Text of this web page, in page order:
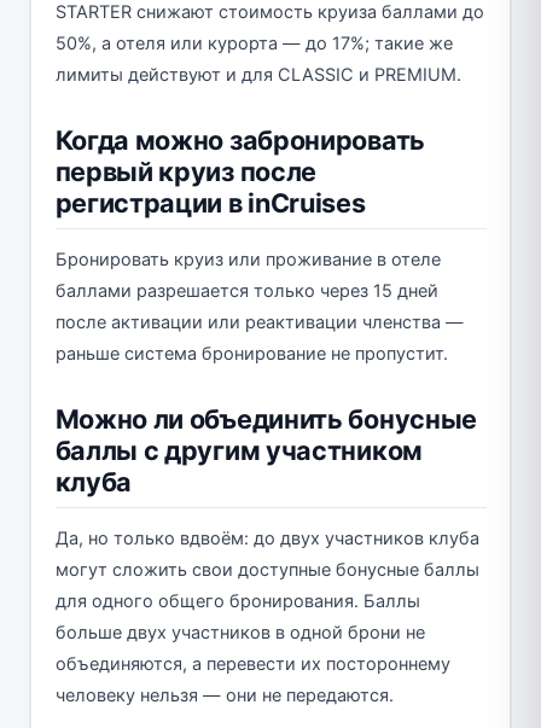
STARTER снижают стоимость круиза баллами до
50%, а отеля или курорта — до 17%; такие же
лимиты действуют и для CLASSIC и PREMIUM.
Когда можно забронировать
первый круиз после
регистрации в inCruises
Бронировать круиз или проживание в отеле
баллами разрешается только через 15 дней
после активации или реактивации членства —
раньше система бронирование не пропустит.
Можно ли объединить бонусные
баллы с другим участником
клуба
Да, но только вдвоём: до двух участников клуба
могут сложить свои доступные бонусные баллы
для одного общего бронирования. Баллы
больше двух участников в одной брони не
объединяются, а перевести их постороннему
человеку нельзя — они не передаются.